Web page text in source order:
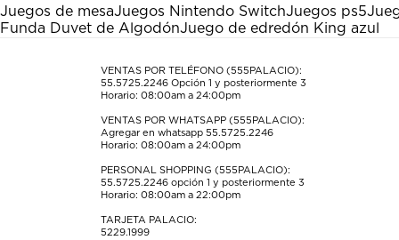
Esta
acción
abrirá
formulario
Esta
acción
abrirá
formulario
de
Esta
acción
abrirá
formulario
de
Esta
acción
abrirá
formulario
de
Esta
acción
abrirá
formulario
de
envío.
Juegos de mesaJuegos Nintendo SwitchJuegos ps5
Funda Duvet de AlgodónJuego de edredón King azul
VENTAS POR TELÉFONO (555PALACIO):
55.5725.2246 Opción 1 y posteriormente 3
Horario: 08:00am a 24:00pm
VENTAS POR WHATSAPP (555PALACIO):
Agregar en whatsapp 55.5725.2246
Horario: 08:00am a 24:00pm
PERSONAL SHOPPING (555PALACIO):
55.5725.2246 opción 1 y posteriormente 3
Horario: 08:00am a 22:00pm
TARJETA PALACIO:
5229.1999